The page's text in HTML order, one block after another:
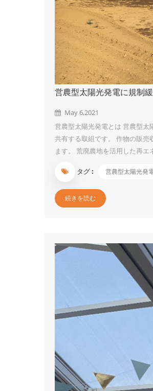
営農型太陽光発電に規制
May 6,2021
営農型太陽光発電とは 営農型
共有する取組です。 作物の販売
ます。 荒廃農地を活用した再
置しやすくするために農地転
上の単収を確保する要件は課
間（10年以内）が満了する際、
タグ : 営農型太陽光発
続きを読む